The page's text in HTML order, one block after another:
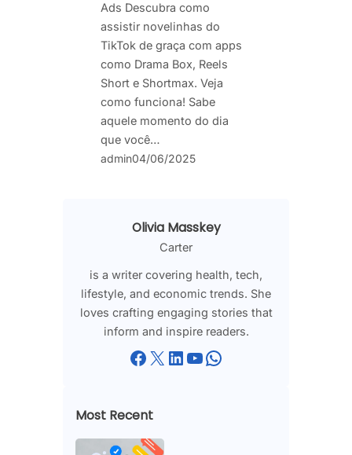
Ads Descubra como
assistir novelinhas do
TikTok de graça com apps
como Drama Box, Reels
Short e Shortmax. Veja
como funciona! Sabe
aquele momento do dia
que você…
admin04/06/2025
Olivia Masskey
Carter
is a writer covering health, tech,
lifestyle, and economic trends. She
loves crafting engaging stories that
inform and inspire readers.
Facebook X LinkedIn YouTube WhatsApp
Most Recent